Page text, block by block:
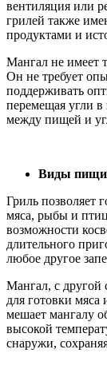
вентиляция или
грилей также
продуктами и
Мангал не имеет
Он не требует
поддерживать
перемещая угли в
между пищей и
Виды
Гриль позволяет
мяса, рыбы и
возможности
длительного
любое другое
Мангал, с другой
для готовки
мешает мангалу
высокой
снаружи,